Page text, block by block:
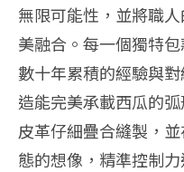
無限可能性，並將職
美融合。每一個獨特
數十年累積的經驗與
造能完美承載西瓜的
皮革仔細疊合縫製，
態的想像，精準控制